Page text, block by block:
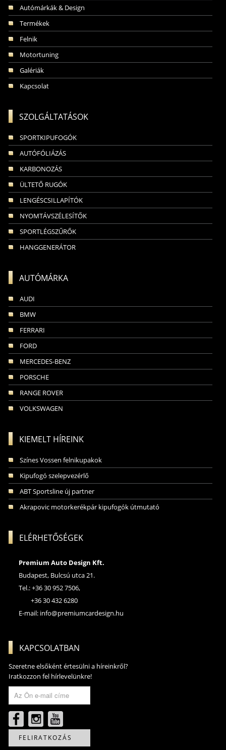
Autómárkák & Design
Termékek
Felnik
Motortuning
Galériák
Kapcsolat
SZOLGÁLTATÁSOK
SPORTKIPUFOGÓK
AUTÓFÓLIÁZÁS
KARBONOZÁS
ÜLTETŐ RUGÓK
LENGÉSCSILLAPÍTÓK
NYOMTÁVSZÉLESÍTŐK
SPORTLÉGSZŰRŐK
HANGGENERÁTOR
AUTÓMÁRKA
AUDI
BMW
FERRARI
FORD
MERCEDES-BENZ
PORSCHE
RANGE ROVER
VOLKSWAGEN
KIEMELT HÍREINK
Színes Vossen felnikupakok
Kipufogó szelepvezérlő
ABT Sportsline új partner
Akrapovic motorkerékpár kipufogók útmutató
ELÉRHETŐSÉGEK
Premium Auto Design Kft.
Budapest, Bulcsú utca 21.
Tel.: +36 30 952 7506,
+36 30 432 6280
E-mail: info@premiumcardesign.hu
KAPCSOLATBAN
Szeretne elsőként értesülni a híreinkről?
Iratkozzon fel hírlevelünkre!
FELIRATKOZÁS